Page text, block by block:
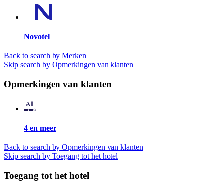
Novotel
Back to search by Merken
Skip search by Opmerkingen van klanten
Opmerkingen van klanten
4 en meer
Back to search by Opmerkingen van klanten
Skip search by Toegang tot het hotel
Toegang tot het hotel